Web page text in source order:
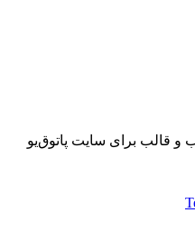
و قالب برای سایت پاتوق‌یو